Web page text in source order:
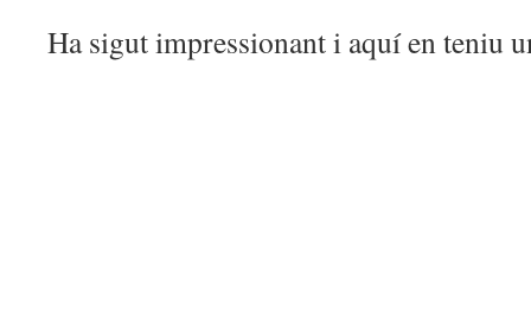
Ha sigut impressionant i aquí en teniu